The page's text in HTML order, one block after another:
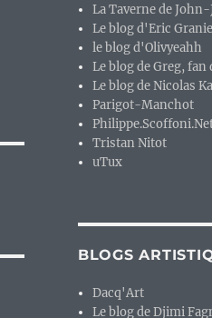
La Taverne de
Le blog d'Eric
le blog d'Olivyeahh
Le blog de Greg, fan
Le blog de Nicolas
Parigot-Manchot
Tristan Nitot
uTux
BLOGS
Dacq'Art
Le blog de Djimi